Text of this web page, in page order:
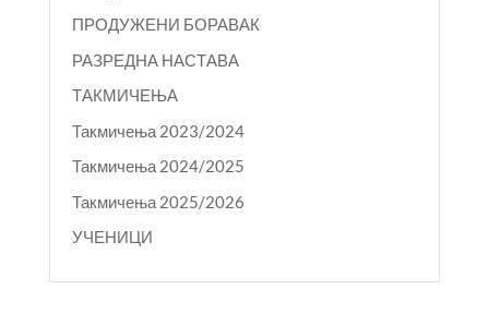
ПРОДУЖЕНИ БОРАВАК
РАЗРЕДНА НАСТАВА
ТАКМИЧЕЊА
Такмичења 2023/2024
Такмичења 2024/2025
Такмичења 2025/2026
УЧЕНИЦИ